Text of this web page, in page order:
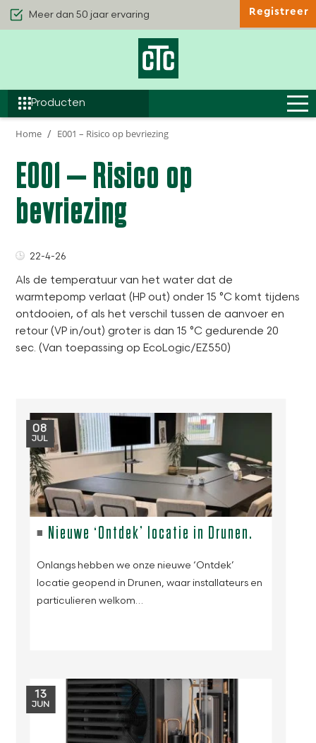
Kwaliteit & Comfort
Efficiëntie
Producten
Registreer
Home E001 – Risico op bevriezing
E001 – Risico op
bevriezing
22-4-26
Als de temperatuur van het water dat de
warmtepomp verlaat (HP out) onder 15 °C komt tijdens
ontdooien, of als het verschil tussen de aanvoer en
retour (VP in/out) groter is dan 15 °C gedurende 20
sec. (Van toepassing op EcoLogic/EZ550)
08
JUL
Nieuwe ‘Ontdek’ locatie in Drunen.
Onlangs hebben we onze nieuwe ‘Ontdek’
locatie geopend in Drunen, waar installateurs en
particulieren welkom…
13
JUN